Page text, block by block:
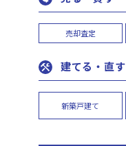
売却査定
建てる・直す
新築戸建て